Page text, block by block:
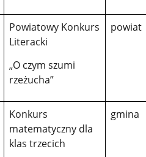
Powiatowy Konkurs
Literacki
„O czym szumi
rzeżucha”
powiat
Konkurs
matematyczny dla
klas trzecich
gmina